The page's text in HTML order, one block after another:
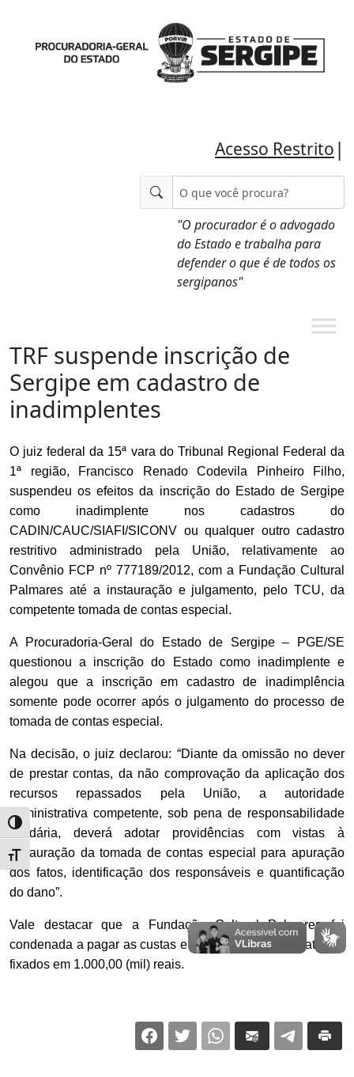
Alternar alto contraste
Alternar tamanho da fonte
Acesso Restrito |
"O procurador é o advogado
do Estado e trabalha para
defender o que é de todos os
sergipanos"
TRF suspende inscrição de
Sergipe em cadastro de
inadimplentes
O juiz federal da 15ª vara do Tribunal Regional Federal da
1ª região, Francisco Renado Codevila Pinheiro Filho,
suspendeu os efeitos da inscrição do Estado de Sergipe
como inadimplente nos cadastros do
CADIN/CAUC/SIAFI/SICONV ou qualquer outro cadastro
restritivo administrado pela União, relativamente ao
Convênio FCP nº 777189/2012, com a Fundação Cultural
Palmares até a instauração e julgamento, pelo TCU, da
competente tomada de contas especial.
A Procuradoria-Geral do Estado de Sergipe – PGE/SE
questionou a inscrição do Estado como inadimplente e
alegou que a inscrição em cadastro de inadimplência
somente pode ocorrer após o julgamento do processo de
tomada de contas especial.
Na decisão, o juiz declarou: “Diante da omissão no dever
de prestar contas, da não comprovação da aplicação dos
recursos repassados pela União, a autoridade
administrativa competente, sob pena de responsabilidade
solidária, deverá adotar providências com vistas à
instauração da tomada de contas especial para apuração
dos fatos, identificação dos responsáveis e quantificação
do dano”.
Vale destacar que a Fundação Cultural Palmares foi
condenada a pagar as custas e os honorários advocatícios,
fixados em 1.000,00 (mil) reais.